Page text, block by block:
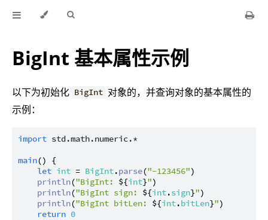
BigInt 基本属性示例
以下为初始化 BigInt 对象的，并查询对象的基本属性的
示例：
import std.math.numeric.*
main() {
let int = BigInt.parse("-123456")
println("BigInt: ${int}")
println("BigInt sign: ${int.sign}")
println("BigInt bitLen: ${int.bitLen}")
return 0